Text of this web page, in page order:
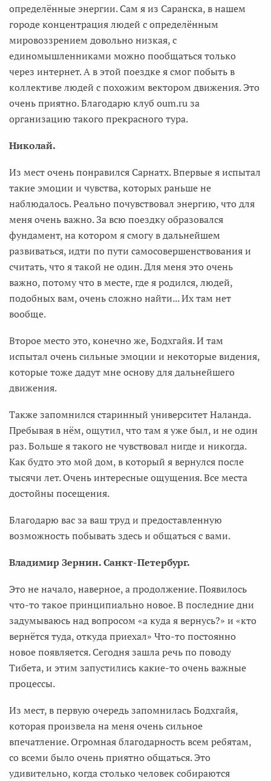
определённые энергии. Сам я из Саранска, в нашем
городе концентрация людей с определённым
мировоззрением довольно низкая, с
единомышленниками можно пообщаться только
через интернет. А в этой поездке я смог побыть в
коллективе людей с похожим вектором движения. Это
очень приятно. Благодарю клуб oum.ru за
организацию такого прекрасного тура.
Николай.
Из мест очень понравился Сарнатх. Впервые я испытал
такие эмоции и чувства, которых раньше не
наблюдалось. Реально почувствовал энергию, что для
меня очень важно. За всю поездку образовался
фундамент, на котором я смогу в дальнейшем
развиваться, идти по пути самосовершенствования и
считать, что я такой не один. Для меня это очень
важно, потому что в месте, где я родился, людей,
подобных вам, очень сложно найти... Их там нет
вообще.
Второе место это, конечно же, Бодхгайя. И там
испытал очень сильные эмоции и некоторые видения,
которые тоже дадут мне основу для дальнейшего
движения.
Также запомнился старинный университет Наланда.
Пребывая в нём, ощутил, что там я уже был, и не один
раз. Больше я такого не чувствовал нигде и никогда.
Как будто это мой дом, в который я вернулся после
тысячи лет. Очень интересные ощущения. Все места
достойны посещения.
Благодарю вас за ваш труд и предоставленную
возможность побывать здесь и общаться с вами.
Владимир Зернин. Санкт-Петербург.
Это не начало, наверное, а продолжение. Появилось
что-то такое принципиально новое. В последние дни
задумываюсь над вопросом «а куда я вернусь?» и «кто
вернётся туда, откуда приехал» Что-то постоянно
новое появляется. Сегодня зашла речь по поводу
Тибета, и этим запустились какие-то очень важные
процессы.
Из мест, в первую очередь запомнилась Бодхгайя,
которая произвела на меня очень сильное
впечатление. Огромная благодарность всем ребятам,
со всеми было очень приятно общаться. Это
удивительно, когда столько человек собираются